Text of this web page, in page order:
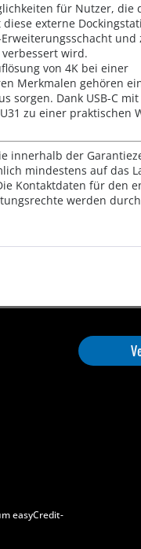
für Nutzer,
externe
und
wird.
von 4K bei einer
Merkmalen gehören
Dank USB-C mit
zu einer praktischen
innerhalb der
mindestens auf das
Kontaktdaten für den
werden
easyCredit-